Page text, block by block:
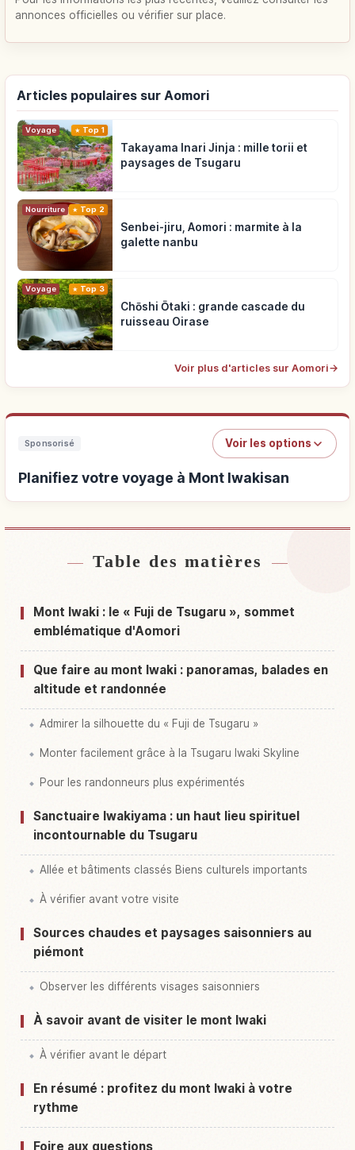
annonces officielles ou vérifier sur place.
Articles populaires sur Aomori
Voyage Top 1
Takayama Inari Jinja : mille torii et
paysages de Tsugaru
Nourriture Top 2
Senbei-jiru, Aomori : marmite à la
galette nanbu
Voyage Top 3
Chōshi Ōtaki : grande cascade du
ruisseau Oirase
Voir plus d'articles sur Aomori→
Sponsorisé Voir les options
Planifiez votre voyage à Mont Iwakisan
Hébergements près de Mont Iwakisan↗
Activités à Mont Iwakisan↗
Table des matières
Mont Iwaki : le « Fuji de Tsugaru », sommet
emblématique d'Aomori
Que faire au mont Iwaki : panoramas, balades en
altitude et randonnée
Admirer la silhouette du « Fuji de Tsugaru »
Monter facilement grâce à la Tsugaru Iwaki Skyline
Pour les randonneurs plus expérimentés
Sanctuaire Iwakiyama : un haut lieu spirituel
incontournable du Tsugaru
Allée et bâtiments classés Biens culturels importants
À vérifier avant votre visite
Sources chaudes et paysages saisonniers au
piémont
Observer les différents visages saisonniers
À savoir avant de visiter le mont Iwaki
À vérifier avant le départ
En résumé : profitez du mont Iwaki à votre
rythme
Foire aux questions